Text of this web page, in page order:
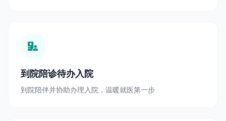
到院陪诊待办入院
到院陪伴并协助办理入院，温暖就医第一步